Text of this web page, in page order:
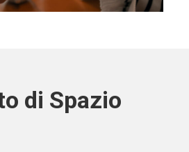
di Spazio